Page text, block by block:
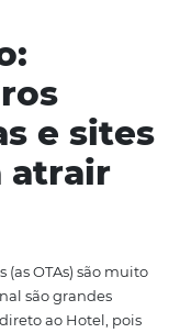
publicações,
clientes nas redes
de ofertas de
hospede que mais